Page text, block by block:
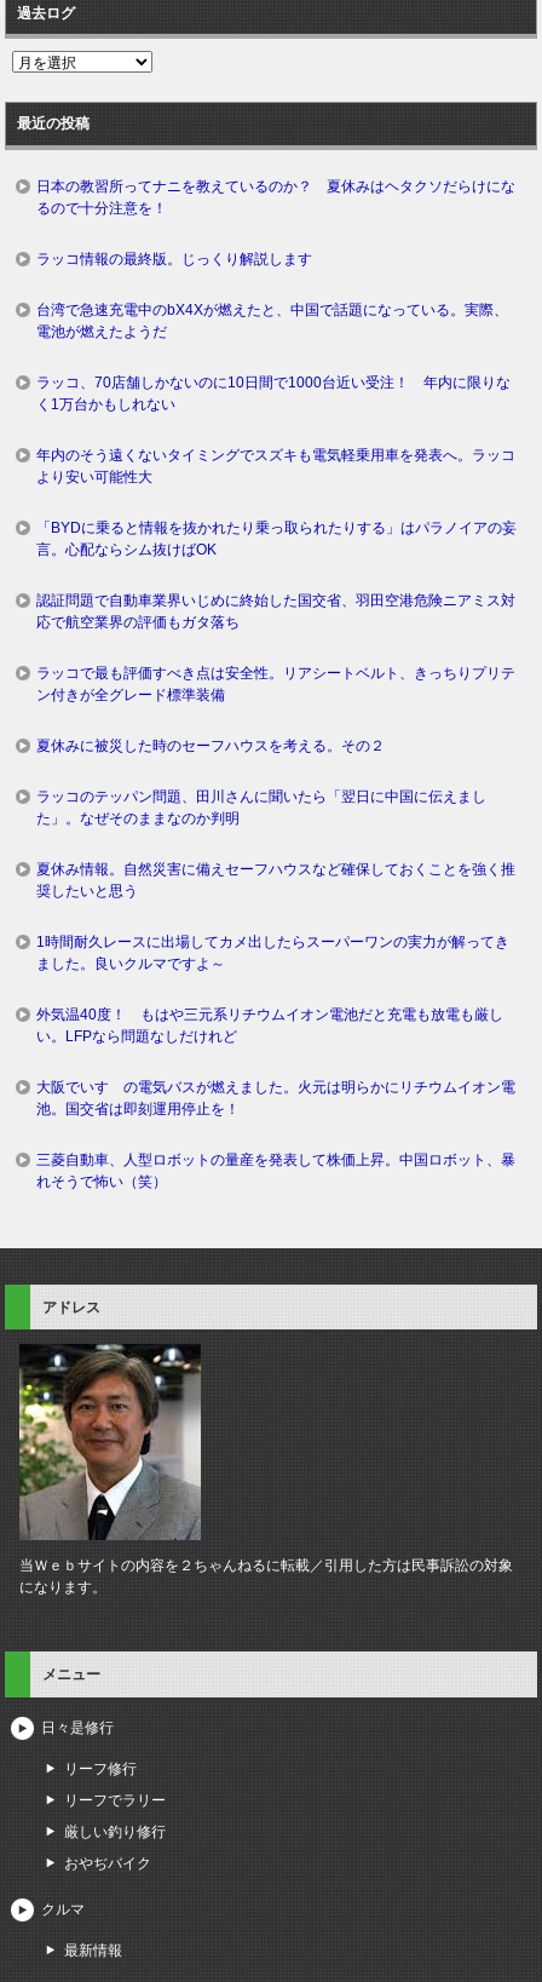
過去ログ
過
ロ
グ
最近の投稿
日本の教習所ってナニを教えているのか？ 夏休みはヘタクソだらけにな
るので十分注意を！
ラッコ情報の最終版。じっくり解説します
台湾で急速充電中のbX4Xが燃えたと、中国で話題になっている。実際、
電池が燃えたようだ
ラッコ、70店舗しかないのに10日間で1000台近い受注！ 年内に限りな
く1万台かもしれない
年内のそう遠くないタイミングでスズキも電気軽乗用車を発表へ。ラッコ
より安い可能性大
「BYDに乗ると情報を抜かれたり乗っ取られたりする」はパラノイアの妄
言。心配ならシム抜けばOK
認証問題で自動車業界いじめに終始した国交省、羽田空港危険ニアミス対
応で航空業界の評価もガタ落ち
ラッコで最も評価すべき点は安全性。リアシートベルト、きっちりプリテ
ン付きが全グレード標準装備
夏休みに被災した時のセーフハウスを考える。その２
ラッコのテッパン問題、田川さんに聞いたら「翌日に中国に伝えまし
た」。なぜそのままなのか判明
夏休み情報。自然災害に備えセーフハウスなど確保しておくことを強く推
奨したいと思う
1時間耐久レースに出場してカメ出したらスーパーワンの実力が解ってき
ました。良いクルマですよ～
外気温40度！ もはや三元系リチウムイオン電池だと充電も放電も厳し
い。LFPなら問題なしだけれど
大阪でいすゞの電気バスが燃えました。火元は明らかにリチウムイオン電
池。国交省は即刻運用停止を！
三菱自動車、人型ロボットの量産を発表して株価上昇。中国ロボット、暴
れそうで怖い（笑）
アドレス
当Ｗｅｂサイトの内容を２ちゃんねるに転載／引用した方は民事訴訟の対象
になります。
メニュー
日々是修行
リーフ修行
リーフでラリー
厳しい釣り修行
おやぢバイク
クルマ
最新情報